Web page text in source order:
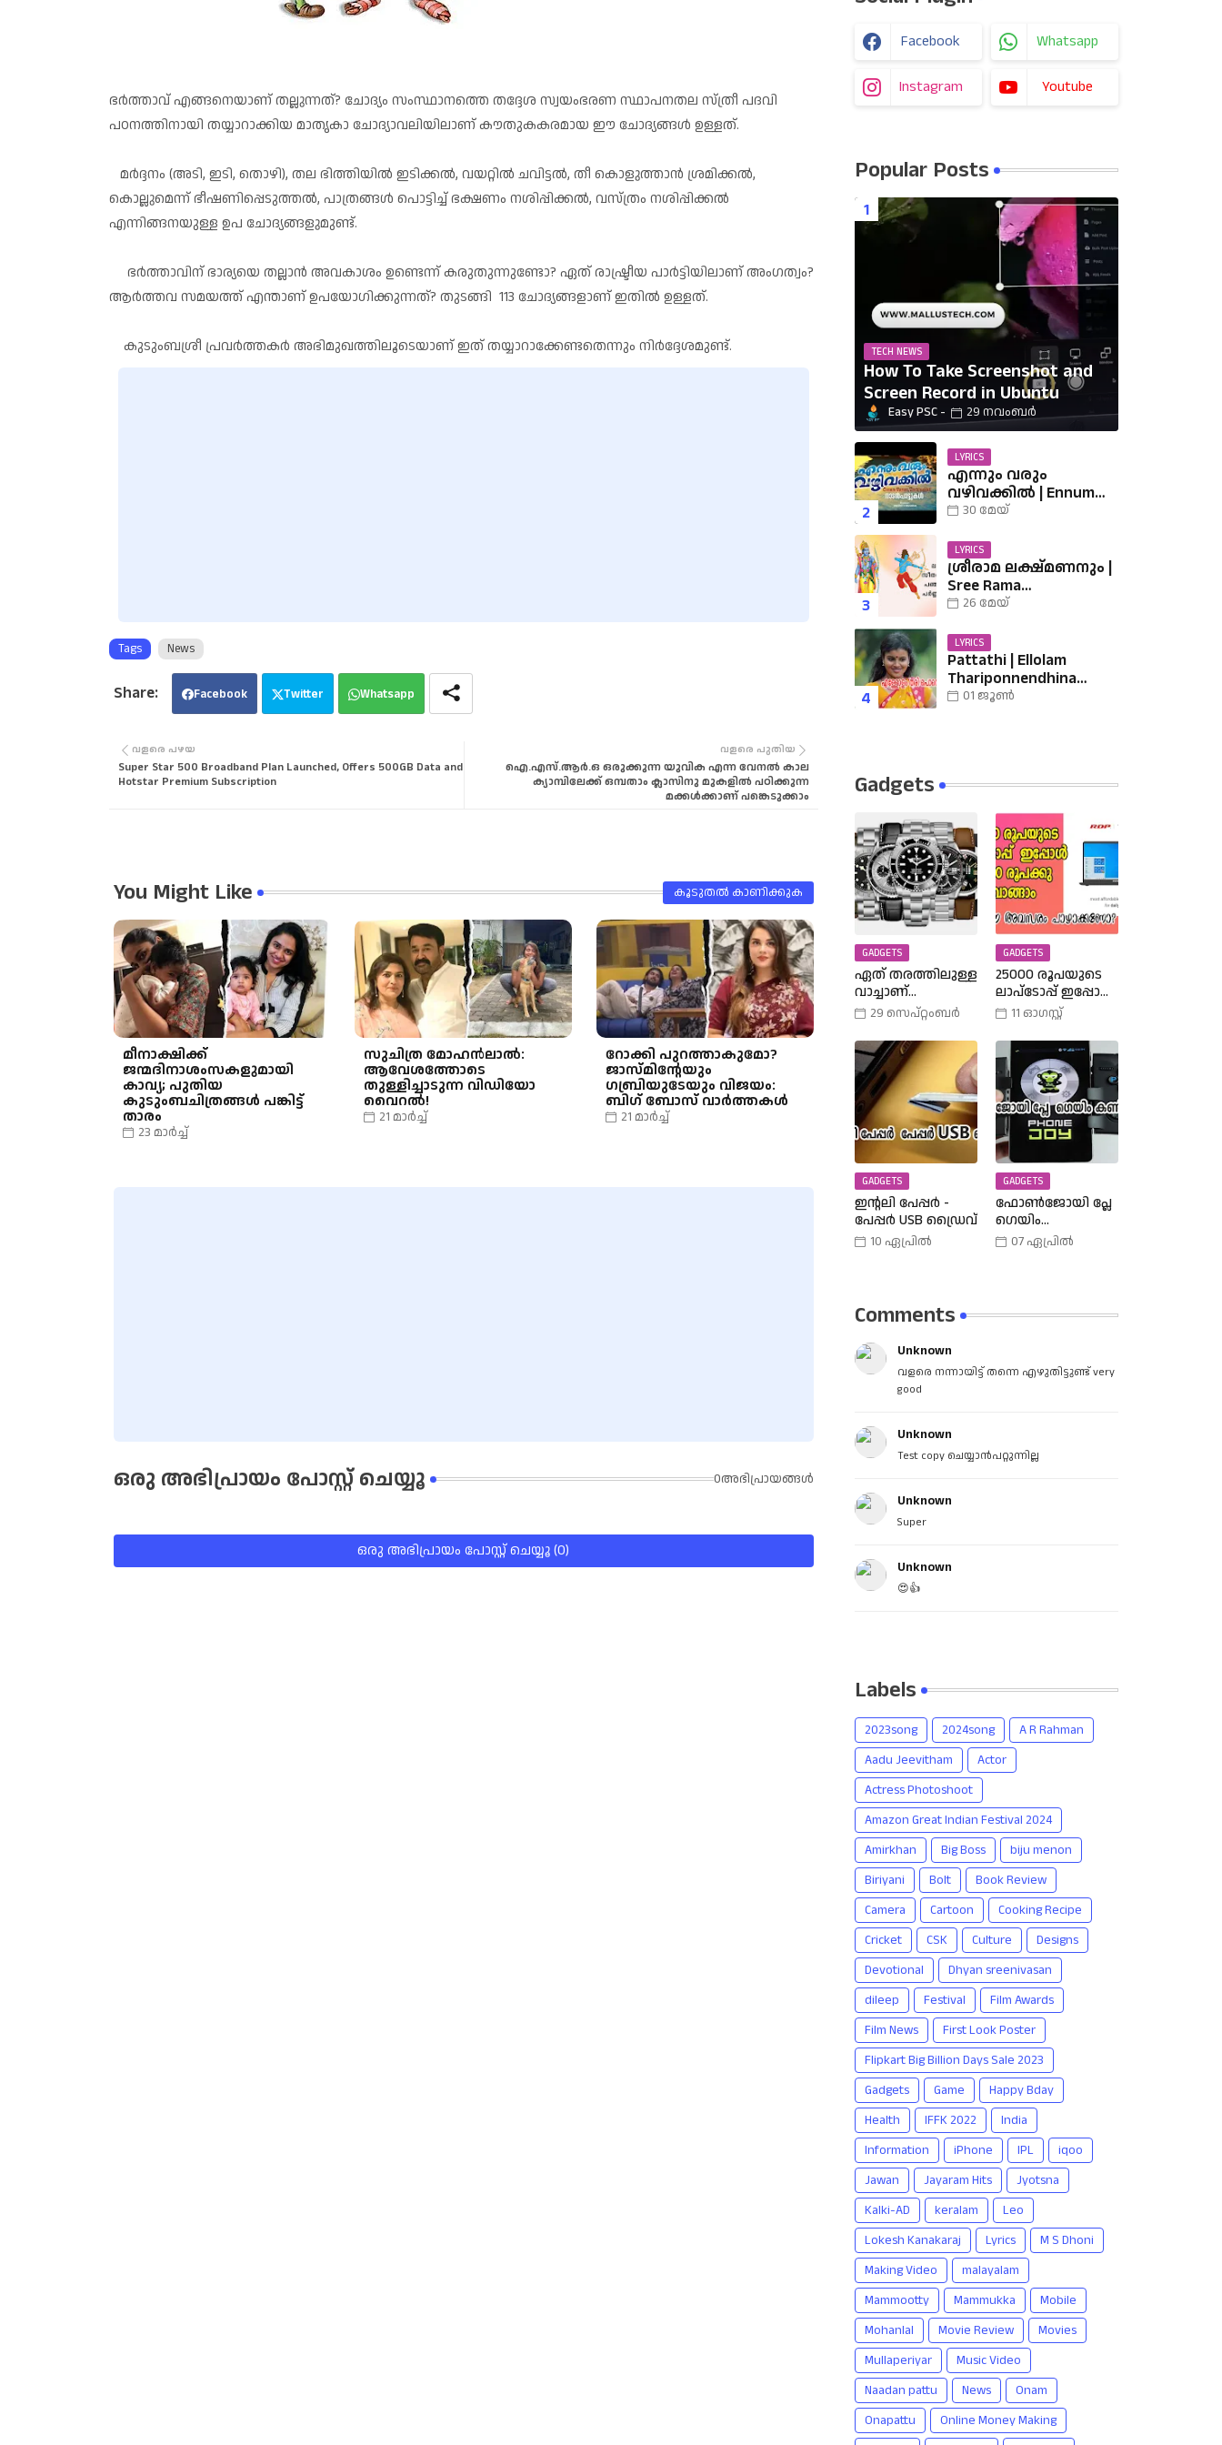
ഭർത്താവ് എങ്ങനെയാണ് തല്ലുന്നത്? ചോദ്യം സംസ്ഥാനത്തെ തദ്ദേശ സ്വയംഭരണ സ്ഥാപനതല സ്ത്രീ പദവി
പഠനത്തിനായി തയ്യാറാക്കിയ മാതൃകാ ചോദ്യാവലിയിലാണ് കൗതുകകരമായ ഈ ചോദ്യങ്ങൾ ഉള്ളത്.
മർദ്ദനം (അടി, ഇടി, തൊഴി), തല ഭിത്തിയിൽ ഇടിക്കൽ, വയറ്റിൽ ചവിട്ടൽ, തീ കൊളുത്താൻ ശ്രമിക്കൽ,
കൊല്ലുമെന്ന് ഭീഷണിപ്പെടുത്തൽ, പാത്രങ്ങൾ പൊട്ടിച്ച് ഭക്ഷണം നശിപ്പിക്കൽ, വസ്ത്രം നശിപ്പിക്കൽ
എന്നിങ്ങനയുള്ള ഉപ ചോദ്യങ്ങളുമുണ്ട്.
ഭർത്താവിന് ഭാര്യയെ തല്ലാൻ അവകാശം ഉണ്ടെന്ന് കരുതുന്നുണ്ടോ? ഏത് രാഷ്ട്രീയ പാർട്ടിയിലാണ് അംഗത്വം?
ആർത്തവ സമയത്ത് എന്താണ് ഉപയോഗിക്കുന്നത്? തുടങ്ങി 113 ചോദ്യങ്ങളാണ് ഇതിൽ ഉള്ളത്.
കുടുംബശ്രീ പ്രവർത്തകർ അഭിമുഖത്തിലൂടെയാണ് ഇത് തയ്യാറാക്കേണ്ടതെന്നും നിർദ്ദേശമുണ്ട്.
Tags News
Facebook Twitter Whatsapp
വളരെ പുതിയ
ഐ.എസ്​.ആർ.ഒ ഒരുക്കുന്ന യുവിക എന്ന വേനൽ കാല
ക്യാമ്പിലേക്ക്​ ഒമ്പതാം ക്ലാസിനു മുകളിൽ പഠിക്കുന്ന
മക്കൾക്കാണ് പങ്കെടുക്കാം
വളരെ പഴയ
Super Star 500 Broadband Plan Launched, Offers 500GB Data and
Hotstar Premium Subscription
You Might Like കൂടുതൽ‍ കാണിക്കുക
മീനാക്ഷിക്ക്
ജന്മദിനാശംസകളുമായി
കാവ്യ; പുതിയ
കുടുംബചിത്രങ്ങൾ പങ്കിട്ട്
താരം
23 മാർച്ച്
സുചിത്ര മോഹൻലാൽ:
ആവേശത്തോടെ
തുള്ളിച്ചാടുന്ന വിഡിയോ
വൈറൽ!
21 മാർച്ച്
റോക്കി പുറത്താകുമോ?
ജാസ്മിന്റേയും
ഗബ്രിയുടേയും വിജയം:
ബിഗ് ബോസ് വാർത്തകൾ
21 മാർച്ച്
ഒരു അഭിപ്രായം പോസ്റ്റ് ചെയ്യൂ 0അഭിപ്രായങ്ങള്‍
ഒരു അഭിപ്രായം പോസ്റ്റ് ചെയ്യൂ (0)
Facebook Whatsapp
Instagram Youtube
Popular Posts
TECH NEWS
How To Take Screenshot and
Screen Record in Ubuntu
Easy PSC 29 നവംബർ
LYRICS
എന്നും വരും
വഴിവക്കിൽ | Ennum
Varum Vazhi Vakkil
30 മേയ്
LYRICS
ശ്രീരാമ ലക്ഷ്മണനും |
Sree Rama
Lakshmananum Lyrics |
Sreerama Song
Malayalam | Hindu
Devotional
26 മേയ്
LYRICS
Pattathi | Ellolam
Thariponnendhina
Lyrics | എള്ളോളം തരി
01 ജൂൺ
Gadgets
GADGETS
ഏത് തരത്തിലുള്ള
വാച്ചാണ്
നിങ്ങളുടെ
കൈയ്യിലുള്ളത്,
അത് എങ്ങനെ
തിരഞ്ഞെടുത്തു?
വിവിധ
തരത്തിലുള്ള
വാച്ചുകൾ
പരിചയപ്പെടാം.
29 സെപ്റ്റംബർ
GADGETS
25000 രൂപയുടെ
ലാപ്ടോപ്പ് ഇപ്പോൾ
18990 രൂപക്കു
Freedom Sale Buy A
25000 Laptop In
18,900 Rupees |
11 ഓഗസ്റ്റ്
GADGETS
ഇന്റലി പേപ്പർ -
പേപ്പർ USB ഡ്രൈവ്
10 ഏപ്രിൽ
GADGETS
ഫോൺജോയി പ്ലേ
ഗെയിം
കൺട്രോളർ |
07 ഏപ്രിൽ
Comments
Unknown
വളരെ നന്നായിട്ട് തന്നെ എഴുതിട്ടുണ്ട് very
good
Unknown
Test copy ചെയ്യാൻപറ്റുന്നില്ല
Unknown
Super
Unknown
😍👍
Labels
2023song 2024song
A R Rahman
Aadu Jeevitham
Actor
Actress Photoshoot
Amazon Great Indian Festival 2024
Amirkhan
Big Boss
biju menon
Biriyani
Bolt
Book Review
Camera
Cartoon
Cooking Recipe
Cricket
CSK Culture
Designs
Devotional
Dhyan sreenivasan
dileep
Festival
Film Awards
Film News
First Look Poster
Flipkart Big Billion Days Sale 2023
Gadgets
Game
Happy Bday
Health
IFFK 2022
India
Information
iPhone IPL
iqoo
Jawan
Jayaram Hits
Jyotsna
Kalki-AD
keralam
Leo
Lokesh Kanakaraj
Lyrics
M S Dhoni
Making Video
malayalam
Mammootty
Mammukka
Mobile
Mohanlal
Movie Review
Movies
Mullaperiyar
Music Video
Naadan pattu
News
Onam
Onapattu
Online Money Making